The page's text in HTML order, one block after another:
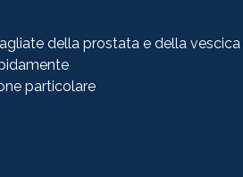
della prostata e della vescica
particolare